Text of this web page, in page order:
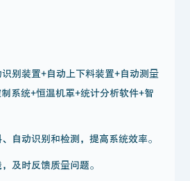
别装置+自动上下料装置+自动测量
系统+恒温机罩+统计分析软件+智
自动识别和检测，提高系统效率。
及时反馈质量问题。